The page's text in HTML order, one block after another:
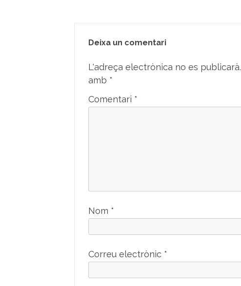
Deixa un comentari
L'adreça electrònica no es publicarà.
amb *
Comentari *
Nom *
Correu electrònic *